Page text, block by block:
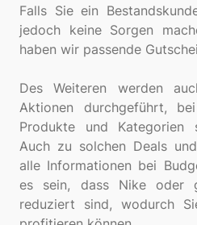
Falls Sie ein
jedoch keine Sorgen
haben wir passende
Des Weiteren werden
Aktionen durchgeführt,
Produkte und Kategorien
Auch zu solchen Deals
alle Informationen bei
es sein, dass Nike oder
reduziert sind, wodurch